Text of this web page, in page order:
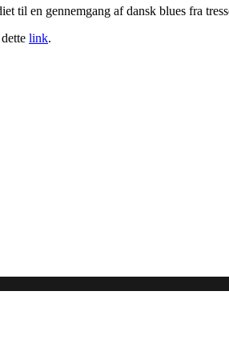
til en gennemgang af dansk blues fra
link.